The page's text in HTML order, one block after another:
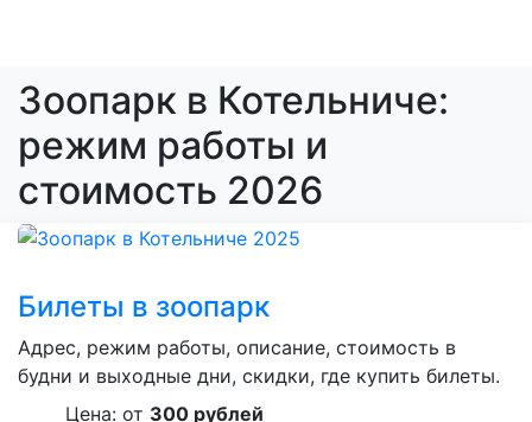
Зоопарк в Котельниче:
режим работы и
стоимость 2026
Билеты в зоопарк
Адрес, режим работы, описание, стоимость в
будни и выходные дни, скидки, где купить билеты.
Цена: от 300 рублей